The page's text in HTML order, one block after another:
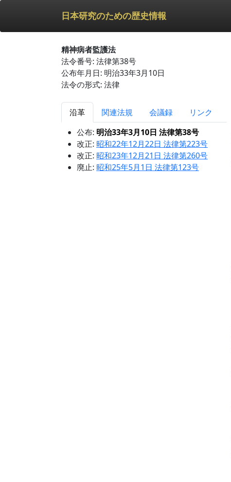
日本研究のための歴史情報
精神病者監護法
法令番号: 法律第38号
公布年月日: 明治33年3月10日
法令の形式: 法律
沿革 関連法規 会議録
リンク
公布: 明治33年3月10日 法律第38号
改正: 昭和22年12月22日 法律第223号
改正: 昭和23年12月21日 法律第260号
廃止: 昭和25年5月1日 法律第123号